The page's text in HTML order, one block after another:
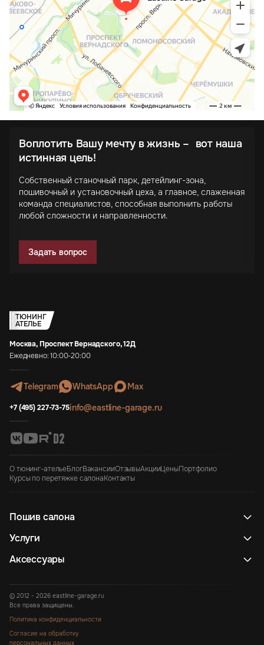
Воплотить Вашу мечту в жизнь – вот наша
истинная цель!
Собственный станочный парк, детейлинг-зона,
пошивочный и установочный цеха, а главное, слаженная
команда специалистов, способная выполнить работы
любой сложности и направленности.
Задать вопрос
ТЮНИНГ
АТЕЛЬЕ
Москва, Проспект Вернадского, 12Д
Ежедневно: 10:00-20:00
Telegram WhatsApp Max
+7 (495) 227-73-75info@eastline-garage.ru
О тюнинг-ательеБлогВакансииОтзывыАкцииЦеныПортфолио
Курсы по перетяжке салонаКонтакты
Пошив салона
Услуги
Аксессуары
© 2012 - 2026 eastline-garage.ru
Все права защищены.
Политика конфиденциальности
Согласие на обработку
персональных данных